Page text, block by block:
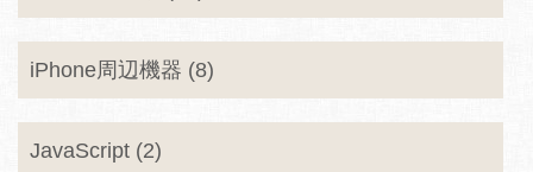
iPhone周辺機器 (8)
JavaScript (2)